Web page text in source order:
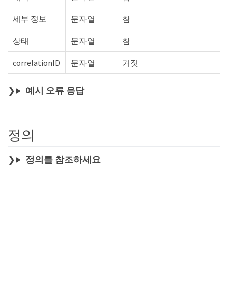
세부 정보 문자열 참
상태 문자열 참
correlationID 문자열 거짓
예시 오류 응답
정의
정의를 참조하세요